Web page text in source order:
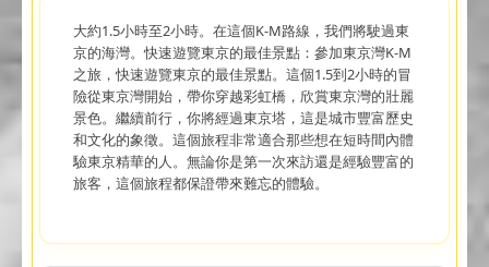
大約1.5小時至2小時。在這個K-M路線，我們將駛過東
京的海灣。快速遊覽東京的最佳景點：參加東京灣K-M
之旅，快速遊覽東京的最佳景點。這個1.5到2小時的冒
險從東京灣開始，帶你穿越彩虹橋，欣賞東京灣的壯麗
景色。繼續前行，你將經過東京塔，這是城市豐富歷史
和文化的象徵。這個旅程非常適合那些想在短時間內體
驗東京精華的人。無論你是第一次來訪還是經驗豐富的
旅客，這個旅程都保證帶來難忘的體驗。